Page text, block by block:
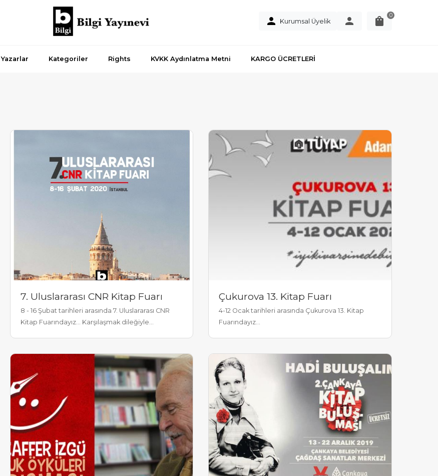
Kurumsal Üyelik
0
Yazarlar Kategoriler Rights KVKK Aydınlatma Metni KARGO ÜCRETLERİ
7. Uluslararası CNR Kitap Fuarı
8 - 16 Şubat tarihleri arasında 7. Uluslararası CNR
Kitap Fuarındayız... Karşılaşmak dileğiyle...
Çukurova 13. Kitap Fuarı
4-12 Ocak tarihleri arasında Çukurova 13. Kitap
Fuarındayız...